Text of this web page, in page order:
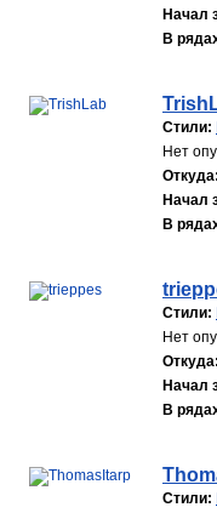
Начал
В
Стили:
Нет
Откуда:
Начал
В
Стили:
Нет
Откуда:
Начал
В
Стили: